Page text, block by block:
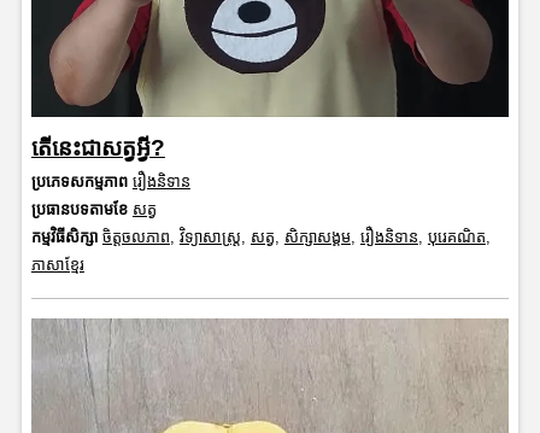
តើនេះជាសត្វអ្វី?
ប្រភេទសកម្មភាព រឿងនិទាន
ប្រធានបទតាមខែ សត្វ
កម្មវិធីសិក្សា ចិត្តចលភាព វិទ្យាសាស្រ្ត សត្វ សិក្សាសង្គម, រឿងនិទាន បុរេគណិត
ភាសាខ្មែរ